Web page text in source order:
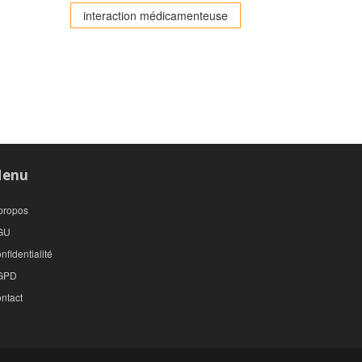
interaction médicamenteuse